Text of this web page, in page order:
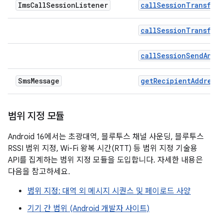
ImsCallSessionListener
SmsMessage
범위 지정 모듈
Android 16에서는 초광대역, 블루투스 채널 사운딩, 블루투스
RSSI 범위 지정, Wi-Fi 왕복 시간(RTT) 등 범위 지정 기술용
API를 집계하는 범위 지정 모듈을 도입합니다. 자세한 내용은
다음을 참고하세요.
범위 지정: 대역 외 메시지 시퀀스 및 페이로드 사양
기기 간 범위 (Android 개발자 사이트)